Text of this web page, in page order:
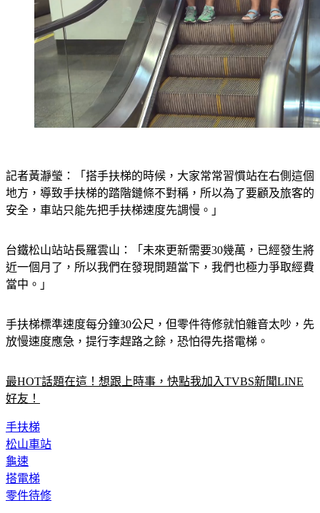
記者黃瀞瑩：「搭手扶梯的時候，大家常常習慣站在右側這個
地方，導致手扶梯的踏階鏈條不對稱，所以為了要顧及旅客的
安全，車站只能先把手扶梯速度先調慢。」
台鐵松山站站長羅雲山：「未來更新需要30幾萬，已經發生將
近一個月了，所以我們在發現問題當下，我們也極力爭取經費
當中。」
手扶梯標準速度每分鐘30公尺，但零件待修就怕雜音太吵，先
放慢速度應急，提行李趕路之餘，恐怕得先搭電梯。
最HOT話題在這！想跟上時事，快點我加入TVBS新聞LINE
好友！
手扶梯
松山車站
龜速
搭電梯
零件待修